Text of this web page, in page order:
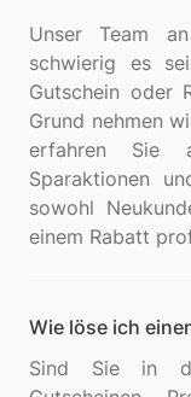
Unser Team
schwierig es
Gutschein oder
Grund nehmen
erfahren Sie
Sparaktionen
sowohl
Wie löse ich
Sind Sie in